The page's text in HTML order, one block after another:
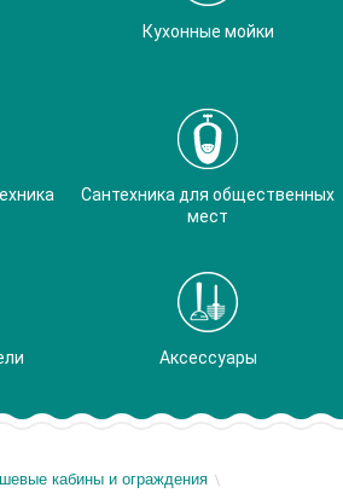
Кухонные мойки
Сантехника для общественных
мест
Аксессуары
кабины и ограждения